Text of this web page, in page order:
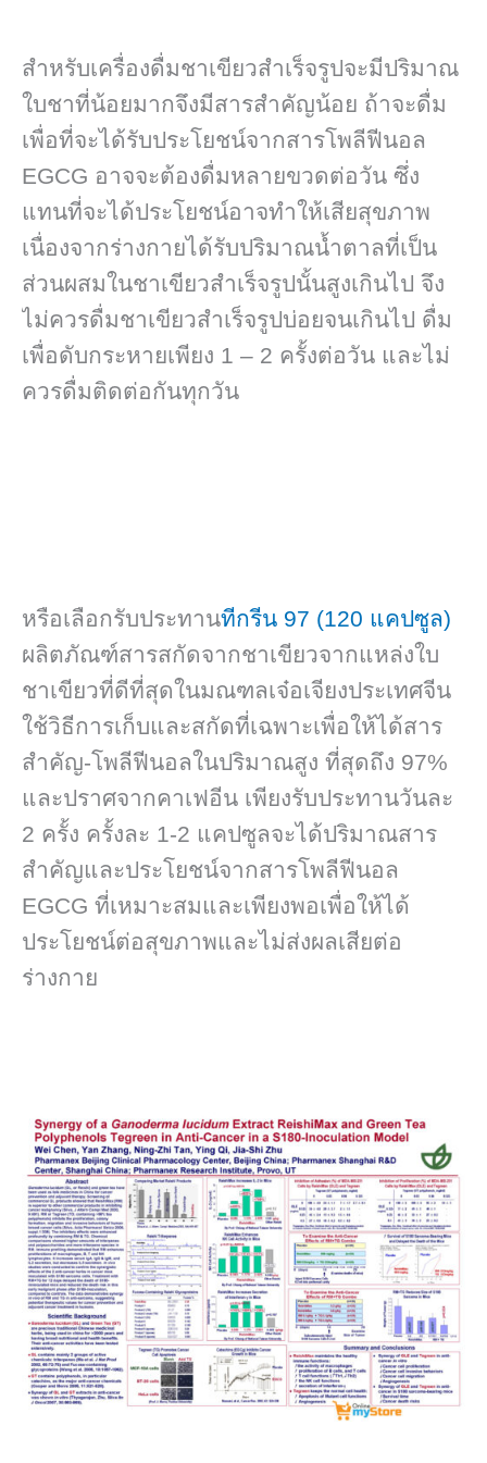
สำหรับเครื่องดื่มชาเขียวสำเร็จรูปจะมีปริมาณ
ใบชาที่น้อยมากจึงมีสารสำคัญน้อย ถ้าจะดื่ม
เพื่อที่จะได้รับประโยชน์จากสารโพลีฟีนอล
EGCG อาจจะต้องดื่มหลายขวดต่อวัน ซึ่ง
แทนที่จะได้ประโยชน์อาจทำให้เสียสุขภาพ
เนื่องจากร่างกายได้รับปริมาณน้ำตาลที่เป็น
ส่วนผสมในชาเขียวสำเร็จรูปนั้นสูงเกินไป จึง
ไม่ควรดื่มชาเขียวสำเร็จรูปบ่อยจนเกินไป ดื่ม
เพื่อดับกระหายเพียง 1 – 2 ครั้งต่อวัน และไม่
ควรดื่มติดต่อกันทุกวัน
หรือเลือกรับประทานทีกรีน 97 (120 แคปซูล)
ผลิตภัณฑ์สารสกัดจากชาเขียวจากแหล่งใบ
ชาเขียวที่ดีที่สุดในมณฑลเจ๋อเจียงประเทศจีน
ใช้วิธีการเก็บและสกัดที่เฉพาะเพื่อให้ได้สาร
สำคัญ-โพลีฟีนอลในปริมาณสูง ที่สุดถึง 97%
และปราศจากคาเฟอีน เพียงรับประทานวันละ
2 ครั้ง ครั้งละ 1-2 แคปซูลจะได้ปริมาณสาร
สำคัญและประโยชน์จากสารโพลีฟีนอล
EGCG ที่เหมาะสมและเพียงพอเพื่อให้ได้
ประโยชน์ต่อสุขภาพและไม่ส่งผลเสียต่อ
ร่างกาย